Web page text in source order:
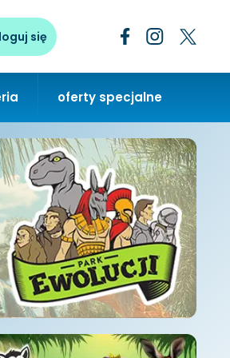
się
oferty specjalne